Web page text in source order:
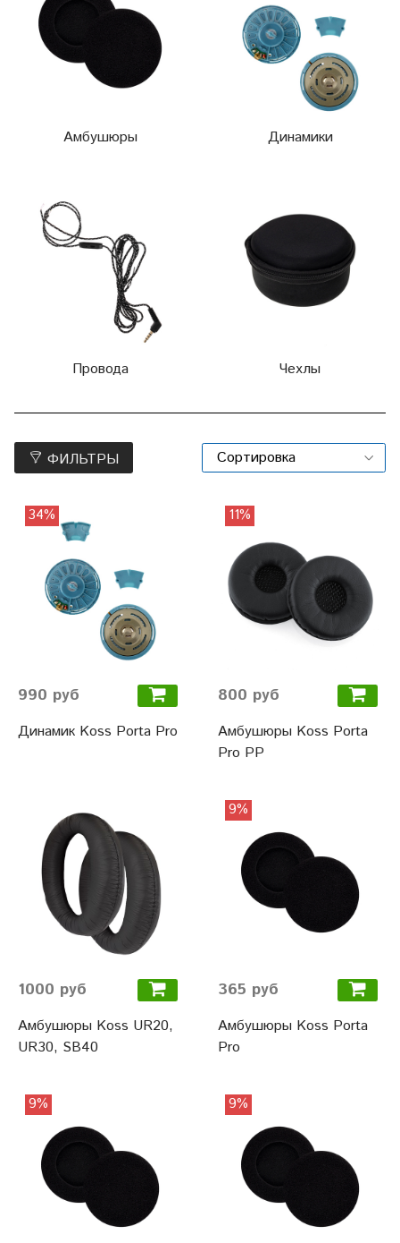
Амбушюры Динамики
Провода Чехлы
ФИЛЬТРЫ
34%
990 руб
Динамик Koss Porta Pro
11%
800 руб
Амбушюры Koss Porta
Pro PP
1000 руб
Амбушюры Koss UR20,
UR30, SB40
9%
365 руб
Амбушюры Koss Porta
Pro
9% 9%